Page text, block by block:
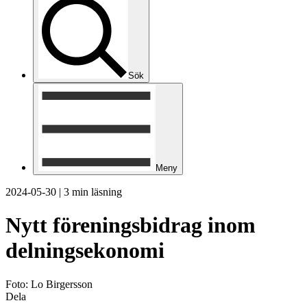
Sök
Meny
2024-05-30 | 3 min läsning
Nytt föreningsbidrag inom
delningsekonomi
Foto: Lo Birgersson
Dela